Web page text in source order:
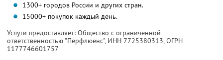
1300+ городов России и других стран.
15000+ покупок каждый день.
Услуги предоставляет: Общество с ограниченной
ответственностью "Перфлюенс", ИНН 7725380313, ОГРН
1177746601757